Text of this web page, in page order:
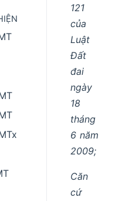
121
của
Luật
Đất
đai
ngày
18
tháng
6 năm
2009;
Căn
cứ